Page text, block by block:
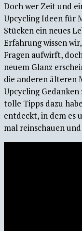
Doch wer Zeit und
Upcycling Ideen für
Stücken ein neues
Erfahrung wissen
Fragen aufwirft,
neuem Glanz
die anderen älteren
Upcycling
tolle Tipps dazu
entdeckt, in dem es
mal reinschauen